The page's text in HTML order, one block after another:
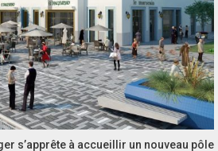
s’apprête à accueillir un nouveau pôle…